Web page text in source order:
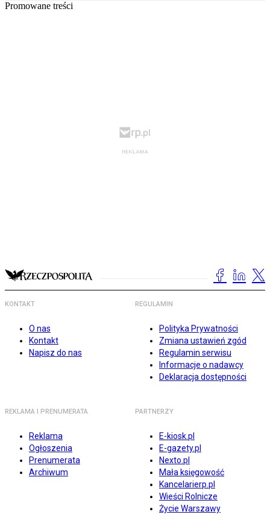
Promowane treści
KONTAKT
O nas
Kontakt
Napisz do nas
REGULAMIN
Polityka Prywatności
Zmiana ustawień zgód
Regulamin serwisu
Informacje o nadawcy
Deklaracja dostępności
REKLAMA I PRENUMERATA
Reklama
Ogłoszenia
Prenumerata
Archiwum
PARTNERZY
E-kiosk.pl
E-gazety.pl
Nexto.pl
Mała księgowość
Kancelarierp.pl
Wieści Rolnicze
Życie Warszawy